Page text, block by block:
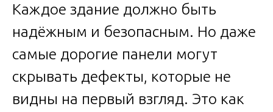
Каждое здание должно быть
надёжным и безопасным. Но даже
самые дорогие панели могут
скрывать дефекты, которые не
видны на первый взгляд. Это как